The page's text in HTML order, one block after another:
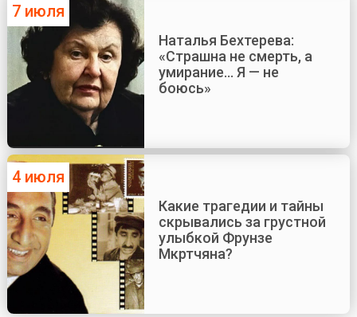
7 июля
Наталья Бехтерева:
«Страшна не смерть, а
умирание... Я — не
боюсь»
4 июля
Какие трагедии и тайны
скрывались за грустной
улыбкой Фрунзе
Мкртчяна?